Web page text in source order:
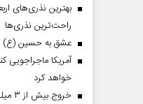
بهترین نذری‌های
راحت‌ترین نذری‌ها
عشق به حسین (ع)
آمریکا ماجراجویی
خواهد کرد